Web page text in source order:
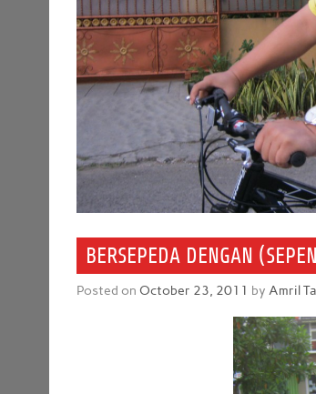
BERSEPEDA DENGAN
Posted on October 23, 2011 byAmril